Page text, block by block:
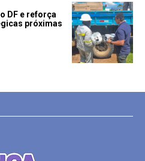
DF e reforça
próximas